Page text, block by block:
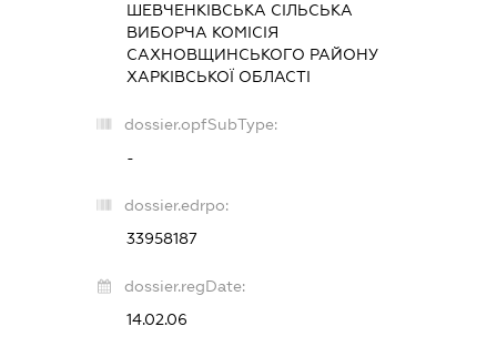
ШЕВЧЕНКІВСЬКА СІЛЬСЬКА
ВИБОРЧА КОМІСІЯ
САХНОВЩИНСЬКОГО РАЙОНУ
ХАРКІВСЬКОЇ ОБЛАСТІ
dossier.opfSubType:
-
dossier.edrpo:
33958187
dossier.regDate:
14.02.06